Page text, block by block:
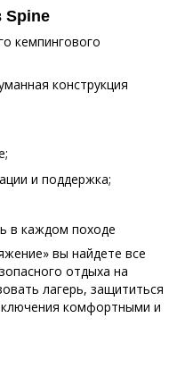
Spine
кемпингового
конструкция
и поддержка;
в каждом походе
вы найдете все
отдыха на
лагерь, защититься
комфортными и